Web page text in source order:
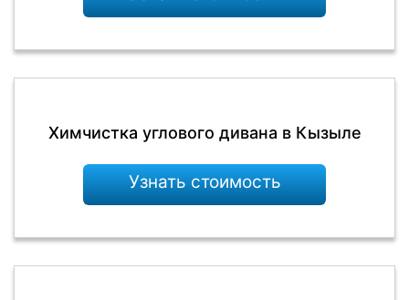
Химчистка углового дивана в Кызыле
Узнать стоимость